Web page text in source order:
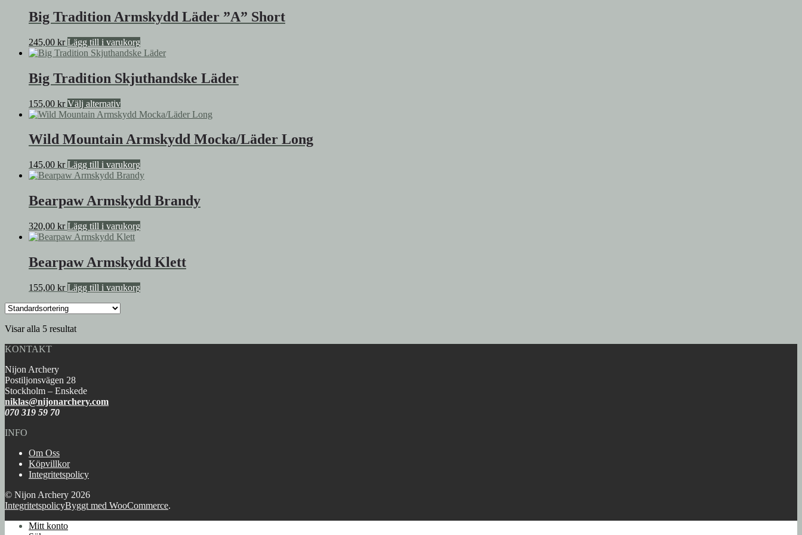
Big Tradition Armskydd Läder ”A” Short
245,00 kr Lägg till i varukorg
Big Tradition Skjuthandske Läder
155,00 kr Välj alternativDen
här
har
flera
De
olika
kan
väljas
på
produktsidan
Wild Mountain Armskydd Mocka/Läder Long
145,00 kr Lägg till i varukorg
Bearpaw Armskydd Brandy
320,00 kr Lägg till i varukorg
Bearpaw Armskydd Klett
155,00 kr Lägg till i varukorg
Visar alla 5 resultat
KONTAKT
Nijon Archery
Postiljonsvägen 28
Stockholm – Enskede
niklas@nijonarchery.com
070 319 59 70
INFO
Om Oss
Köpvillkor
Integritetspolicy
© Nijon Archery 2026
IntegritetspolicyByggt med WooCommerce.
Mitt konto